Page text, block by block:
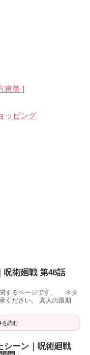
恵美 ]
ッピング
呪術廻戦 第46話
するページです。 ネタ
ください。 真人の最期
を読む
シーン｜呪術廻戦